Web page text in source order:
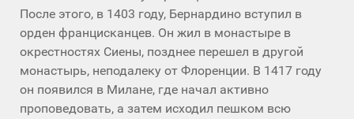
После этого, в 1403 году, Бернардино вступил в
орден францисканцев. Он жил в монастыре в
окрестностях Сиены, позднее перешел в другой
монастырь, неподалеку от Флоренции. В 1417 году
он появился в Милане, где начал активно
проповедовать, а затем исходил пешком всю